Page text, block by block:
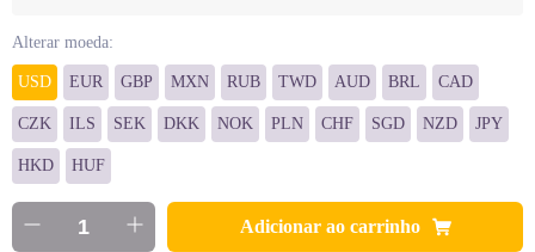
Alterar moeda:
USD EUR GBP MXN RUB TWD AUD BRL CAD
CZK ILS SEK DKK NOK PLN CHF SGD NZD JPY
HKD HUF
Adicionar ao carrinho